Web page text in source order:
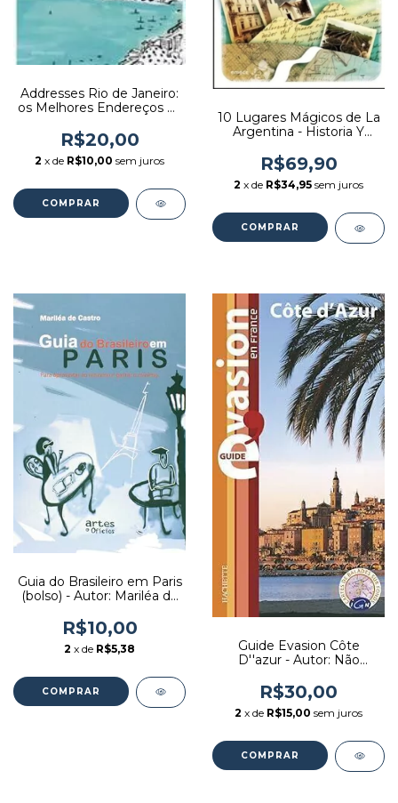
Addresses Rio de Janeiro:
os Melhores Endereços da
Almeida, Marta Carneiro
da Rocha (2012) [usado]
R$20,00
2 x de R$10,00 sem juros
10 Lugares Mágicos de La
Argentina - Historia Y
Rivero, Lúcia Gálvez (2011)
[usado]
R$69,90
2 x de R$34,95 sem juros
Guia do Brasileiro em Paris
(bolso) - Autor: Mariléa de
R$10,00
2 x de R$5,38
Guide Evasion Côte
D''azur - Autor: Não
R$30,00
2 x de R$15,00 sem juros